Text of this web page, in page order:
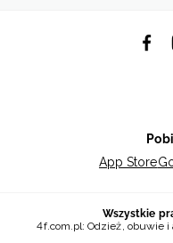
App Store
Wszystkie
4f.com.pl: Odzież, obuwie i